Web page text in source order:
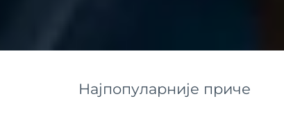
Најпопуларније приче